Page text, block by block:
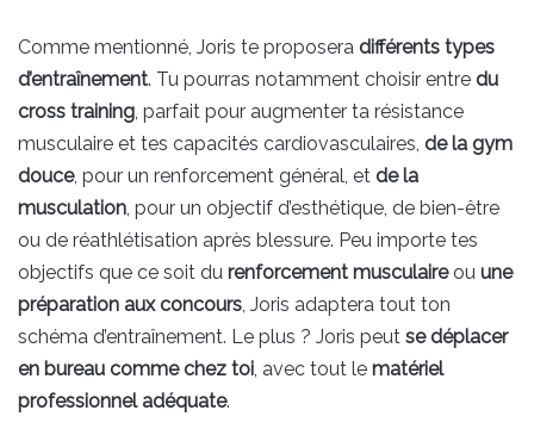
Comme mentionné, Joris te proposera différents types
d’entraînement. Tu pourras notamment choisir entre du
cross training, parfait pour augmenter ta résistance
musculaire et tes capacités cardiovasculaires, de la gym
douce, pour un renforcement général, et de la
musculation, pour un objectif d’esthétique, de bien-être
ou de réathlétisation après blessure. Peu importe tes
objectifs que ce soit du renforcement musculaireou une
préparation aux concours, Joris adaptera tout ton
schéma d’entraînement. Le plus ? Joris peut se déplacer
en bureau comme chez toi, avec tout le matériel
professionnel adéquate.